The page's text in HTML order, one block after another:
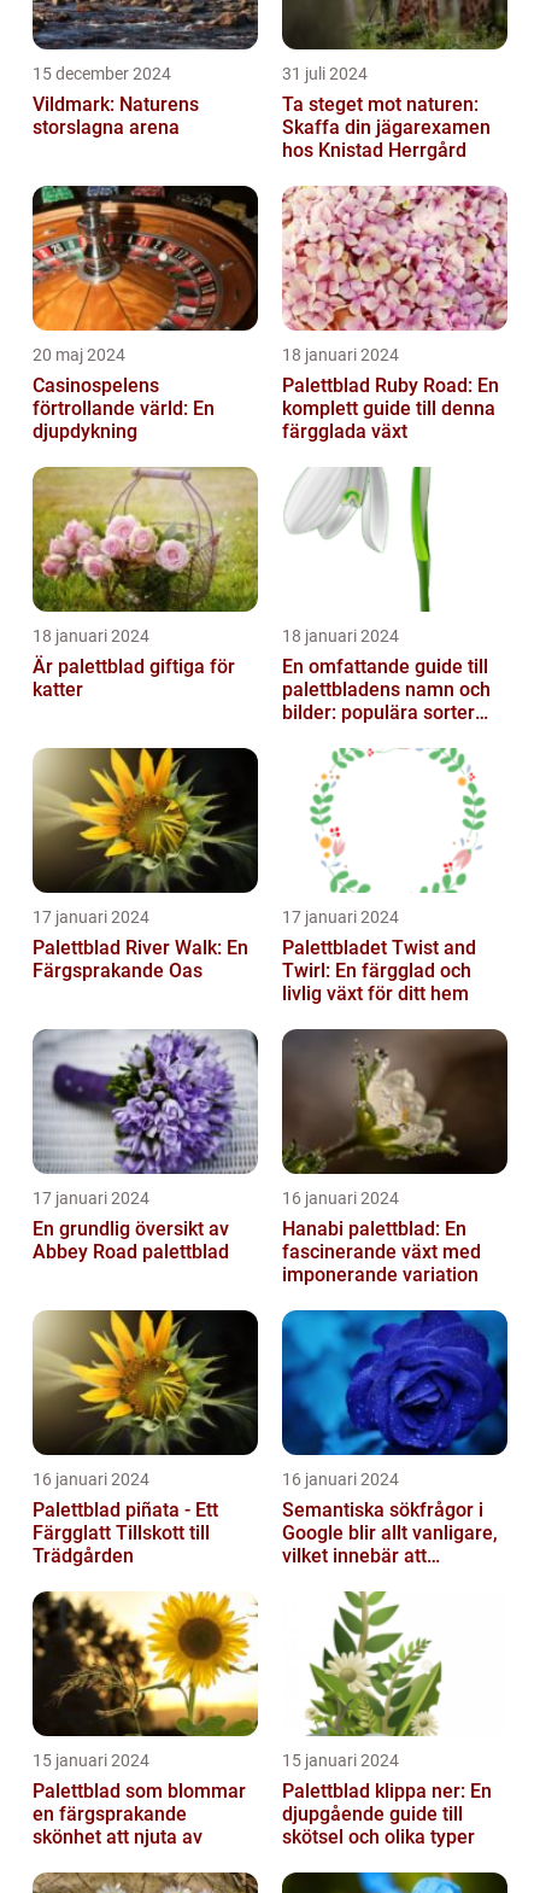
15 december 2024
Vildmark: Naturens
storslagna arena
31 juli 2024
Ta steget mot naturen:
Skaffa din jägarexamen
hos Knistad Herrgård
20 maj 2024
Casinospelens
förtrollande värld: En
djupdykning
18 januari 2024
Palettblad Ruby Road: En
komplett guide till denna
färgglada växt
18 januari 2024
Är palettblad giftiga för
katter
18 januari 2024
En omfattande guide till
palettbladens namn och
bilder: populära sorter
17 januari 2024
Palettblad River Walk: En
Färgsprakande Oas
17 januari 2024
Palettbladet Twist and
Twirl: En färgglad och
livlig växt för ditt hem
17 januari 2024
En grundlig översikt av
Abbey Road palettblad
16 januari 2024
Hanabi palettblad: En
fascinerande växt med
imponerande variation
16 januari 2024
Palettblad piñata - Ett
Färgglatt Tillskott till
Trädgården
16 januari 2024
Semantiska sökfrågor i
Google blir allt vanligare,
vilket innebär att
att fö...
15 januari 2024
Palettblad som blommar
en färgsprakande
skönhet att njuta av
15 januari 2024
Palettblad klippa ner: En
djupgående guide till
skötsel och olika typer